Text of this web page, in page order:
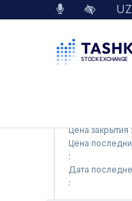
UZ
Цена закрытия :
Цена последний
Дата последней